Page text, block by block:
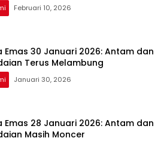
Februari 10, 2026
Emas 30 Januari 2026: Antam dan
Terus Melambung
Januari 30, 2026
Emas 28 Januari 2026: Antam dan
Masih Moncer